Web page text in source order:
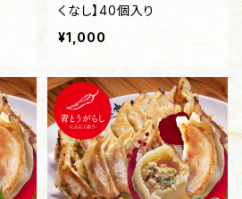
くなし】40個入り
¥1,000